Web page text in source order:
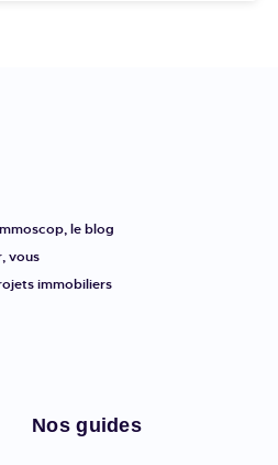
le blog
vous
immobiliers
Nos guides